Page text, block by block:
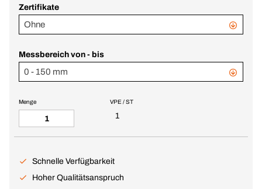
Zertifikate
Ohne
Messbereich von - bis
0 - 150 mm
VPE / ST
1
Menge
Schnelle Verfügbarkeit
Hoher Qualitätsanspruch